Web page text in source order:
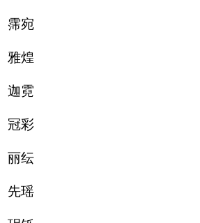
霈宛
雅煌
迦霓
冠彩
丽纭
先瑶